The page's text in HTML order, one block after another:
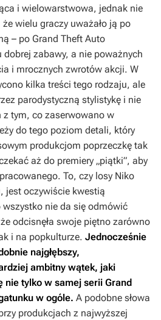
i wielowarstwowa, jednak nie
wielu graczy uważało ją po
– po Grand Theft Auto
zabawy, a nie poważnych
i mrocznych zwrotów akcji. W
kilka treści tego rodzaju, ale
parodystyczną stylistykę i nie
tym, co zaserwowano w
do tego poziom detali, który
produkcjom poprzeczkę tak
aż do premiery „piątki”, aby
To, czy losy Niko
jest oczywiście kwestią
nie da się odmówić
odcisnęła swoje piętno zarówno
i na popkulturze. Jednocześnie
najgłębszy,
ambitny wątek, jaki
nie tylko w samej serii Grand
w ogóle. A podobne słowa
produkcjach z najwyższej